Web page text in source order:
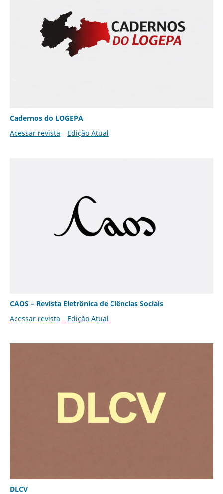
Cadernos do LOGEPA
Acessar revista
Edição Atual
CAOS – Revista Eletrônica de Ciências Sociais
Acessar revista
Edição Atual
DLCV